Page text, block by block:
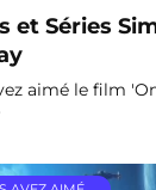
et Séries
aimé le film